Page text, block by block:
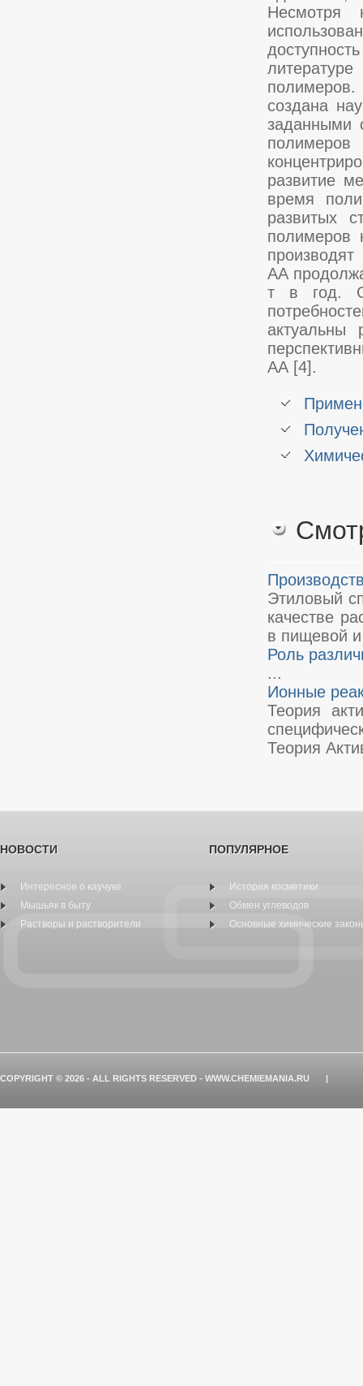
создана
заданными
развитие
время
развитых
АА
т в год.
актуальны
АА [4].
Этиловый
качестве
в пищевой
Роль
...
Ионные
Теория
Теория
НОВОСТИ
Интересное о каучуке
Мышьяк в быту
Растворы и растворители
ПОПУЛЯРНОЕ
История косметики
Обмен углеводов
Основные химические
COPYRIGHT © 2026 - ALL RIGHTS RESERVED - WWW.CHEMIEMANIA.RU |